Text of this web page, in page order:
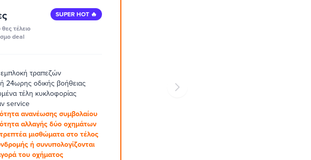
τέλειο
deal
SUPER HOT 🔥
τραπεζών
24ωρης οδικής βοήθειας
τέλη κυκλοφορίας
service
ανανέωσης συμβολαίου
αλλαγής δύο οχημάτων
μισθώματα στο τέλος
ή συνυπολογίζονται
του οχήματος